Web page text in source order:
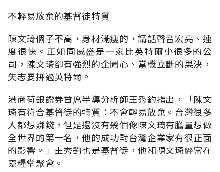
不輕易放棄的基督徒特質
陳文琦個子不高，身材滿瘦的，講話聲音宏亮、速
度很快。正如同威盛是一家比英特爾小很多的公
司，陳文琦卻有強烈的企圖心、當機立斷的果決，
矢志要拼過英特爾。
港商荷銀證券首席半導分析師王秀鈞指出，「陳文
琦有符合基督徒的特質：不會輕易放棄。台灣很多
人都想賺錢，但是還沒有幾個像陳文琦有膽量想做
全世界的第一名，他的成功對台灣企業家有很正面
的影響。」王秀鈞也是基督徒，他和陳文琦經常在
靈糧堂聚會。